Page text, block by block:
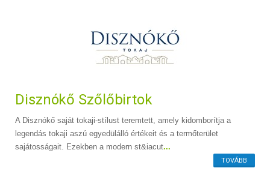
Disznókő Szőlőbirtok
A Disznókő saját tokaji-stílust teremtett, amely kidomborítja a
legendás tokaji aszú egyedülálló értékeit és a termőterület
sajátosságait. Ezekben a modern st&iacut...
TOVÁBB